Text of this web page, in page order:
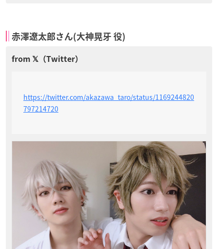
赤澤遼太郎さん(大神晃牙 役)
https://twitter.com/akazawa_taro/status/1169244820
797214720